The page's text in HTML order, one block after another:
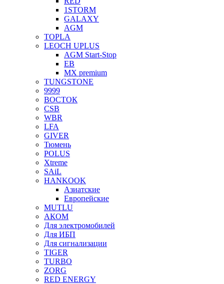
1STORM
GALAXY
AGM
TOPLA
LEOCH UPLUS
AGM Start-Stop
EB
MX premium
TUNGSTONE
9999
ВОСТОК
CSB
WBR
LFA
GIVER
Тюмень
POLUS
Xtreme
SAiL
HANKOOK
Азиатские
Европейские
MUTLU
АКОМ
Для электромобилей
Для ИБП
Для сигнализации
TIGER
TURBO
ZORG
RED ENERGY